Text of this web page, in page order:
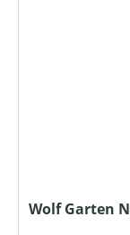
Wolf Garten